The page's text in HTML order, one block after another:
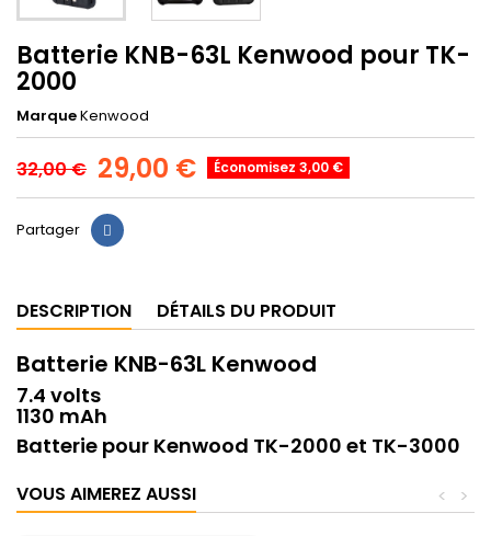
Batterie KNB-63L Kenwood pour TK-
2000
MarqueKenwood
32,00 € 29,00 € Économisez 3,00 €
Partager
DESCRIPTION DÉTAILS DU PRODUIT
Batterie KNB-63L Kenwood
7.4 volts
1130 mAh
Batterie pour Kenwood TK-2000 et TK-3000
VOUS AIMEREZ AUSSI >
<